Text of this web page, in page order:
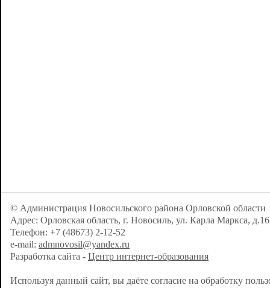
© Администрация Новосильского района Орловской области
Адрес: Орловская область, г. Новосиль, ул. Карла Маркса, д.16
Телефон: +7 (48673) 2-12-52
e-mail: admnovosil@yandex.ru
Разработка сайта - Центр интернет-образования
Используя данный сайт, вы даёте согласие на обработку